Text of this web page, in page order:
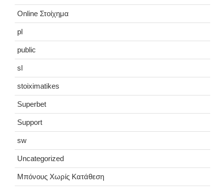
Online Στοίχημα
pl
public
sl
stoiximatikes
Superbet
Support
sw
Uncategorized
Μπόνους Χωρίς Κατάθεση